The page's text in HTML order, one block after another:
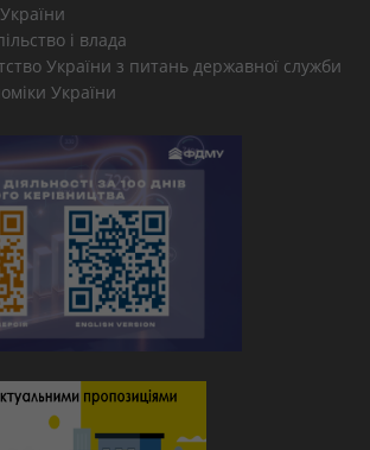
і влада
України з питань державної служби
України